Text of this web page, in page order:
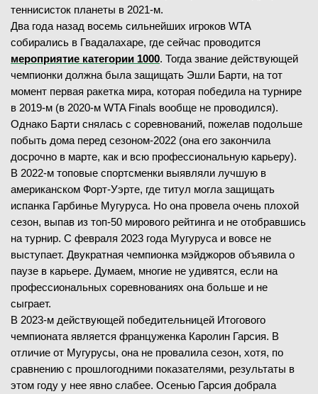
теннисисток планеты в 2021-м.
Два года назад восемь сильнейших игроков WTA
собирались в Гвадалахаре, где сейчас проводится
мероприятие категории 1000. Тогда звание действующей
чемпионки должна была защищать Эшли Барти, на тот
момент первая ракетка мира, которая победила на турнире
в 2019-м (в 2020-м WTA Finals вообще не проводился).
Однако Барти снялась с соревнований, пожелав подольше
побыть дома перед сезоном-2022 (она его закончила
досрочно в марте, как и всю профессиональную карьеру).
В 2022-м топовые спортсменки выявляли лучшую в
американском Форт-Уэрте, где титул могла защищать
испанка Гарбинье Мугуруса. Но она провела очень плохой
сезон, выпав из топ-50 мирового рейтинга и не отобравшись
на турнир. С февраля 2023 года Мугуруса и вовсе не
выступает. Двукратная чемпионка мэйджоров объявила о
паузе в карьере. Думаем, многие не удивятся, если на
профессиональных соревнованиях она больше и не
сыграет.
В 2023-м действующей победительницей Итогового
чемпионата является француженка Каролин Гарсия. В
отличие от Мугурусы, она не провалила сезон, хотя, по
сравнению с прошлогодними показателями, результаты в
этом году у нее явно слабее. Осенью Гарсия добрала